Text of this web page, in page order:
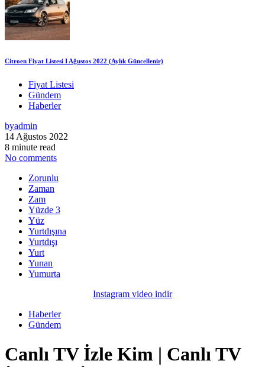
Citroen Fiyat Listesi I Ağustos 2022 (Aylık Güncellenir)
Fiyat Listesi
Gündem
Haberler
byadmin
14 Ağustos 2022
8 minute read
No comments
Zorunlu
Zaman
Zam
Yüzde 3
Yüz
Yurtdışına
Yurtdışı
Yurt
Yunan
Yumurta
Instagram video indir
Haberler
Gündem
Canlı TV İzle Kim | Canlı TV